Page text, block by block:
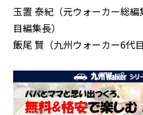
玉置 泰紀（元ウォーカー総
目編集長）
飯尾 賢（九州ウォーカー6代目